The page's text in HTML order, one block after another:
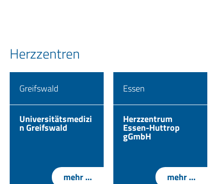
Herzzentren
Greifswald
Universitätsmedizi
n Greifswald
mehr …
Essen
Herzzentrum
Essen-Huttrop
gGmbH
mehr …